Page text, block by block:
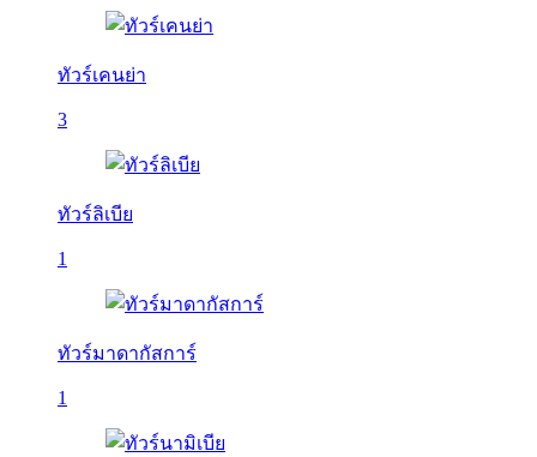
ทัวร์เคนย่า
3
ทัวร์ลิเบีย
1
ทัวร์มาดากัสการ์
1